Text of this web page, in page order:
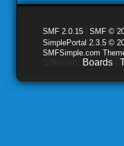
SMF 2.0.15 SMF ©
SimplePortal 2.3.5 ©
SMFSimple.com
Boards